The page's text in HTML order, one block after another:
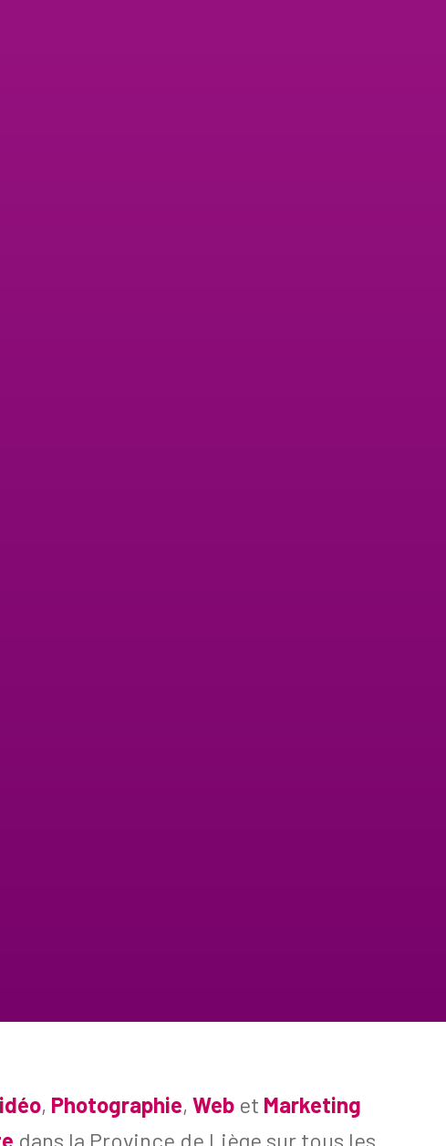
, Photographie, Webet Marketing
dans la Province de Liège sur tous les